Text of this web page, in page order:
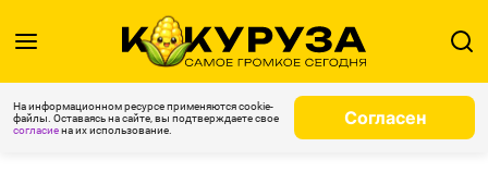
На информационном ресурсе применяются cookie-
файлы. Оставаясь на сайте, вы подтверждаете свое
согласиена их использование.
Согласен